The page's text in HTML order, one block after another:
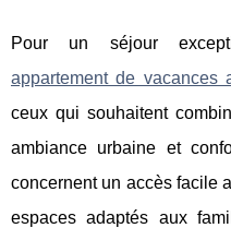
Pour un séjour
appartement de vacances
ceux qui souhaitent
ambiance urbaine et
concernent un accès facile
espaces adaptés aux